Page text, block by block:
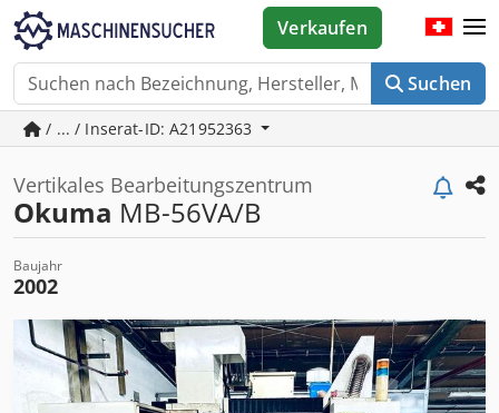
Suchen
Verkaufen
/ ... / Inserat-ID: A21952363
Vertikales Bearbeitungszentrum
Okuma MB-56VA/B
Baujahr
2002